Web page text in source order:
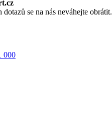
se na nás neváhejte obrátit.
000